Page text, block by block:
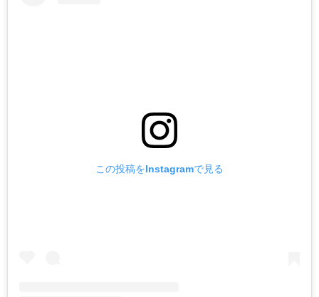
この投稿をInstagramで見る